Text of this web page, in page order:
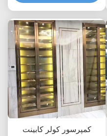
کمپرسور کولر کابینت